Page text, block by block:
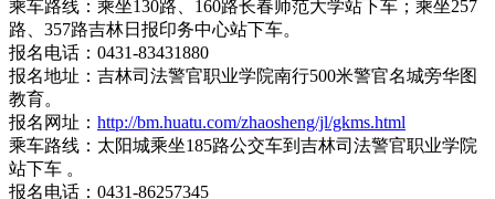
乘车路线：乘坐130路、160路长春师范大学站下车；乘坐257
路、357路吉林日报印务中心站下车。
报名电话：0431-83431880
报名地址：吉林司法警官职业学院南行500米警官名城旁华图
教育。
报名网址： http://bm.huatu.com/zhaosheng/jl/gkms.html
乘车路线：太阳城乘坐185路公交车到吉林司法警官职业学院
站下车 。
报名电话：0431-86257345